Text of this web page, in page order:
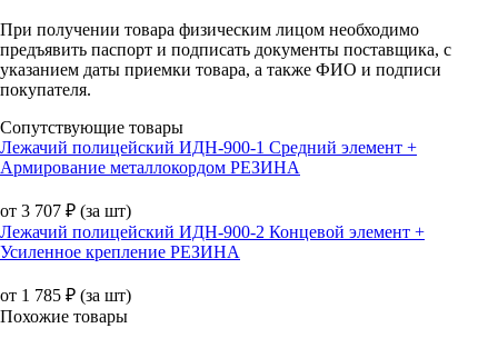
При получении товара физическим лицом необходимо
предъявить паспорт и подписать документы поставщика, с
указанием даты приемки товара, а также ФИО и подписи
покупателя.
Сопутствующие товары
Лежачий полицейский ИДН-900-1 Средний элемент +
Армирование металлокордом РЕЗИНА
от 3 707 ₽ (за шт)
Лежачий полицейский ИДН-900-2 Концевой элемент +
Усиленное крепление РЕЗИНА
от 1 785 ₽ (за шт)
Похожие товары